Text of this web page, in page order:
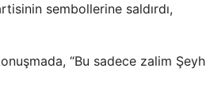
sembollerine saldırdı,
“Bu sadece zalim Şeyh